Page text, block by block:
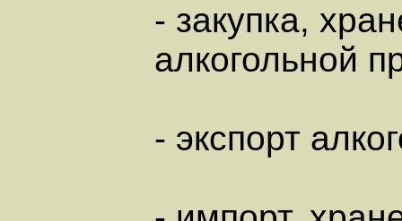
- закупка,
алкогольной
- экспорт